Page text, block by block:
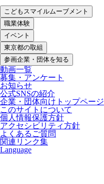
こどもスマイルムーブメント
職業体験
イベント
東京都の取組
参画企業・団体を知る
動画一覧
募集・アンケート
お知らせ
公式SNSの紹介
企業・団体向けトップページ
このサイトについて
個人情報保護方針
アクセシビリティ方針
よくあるご質問
関連リンク集
Language